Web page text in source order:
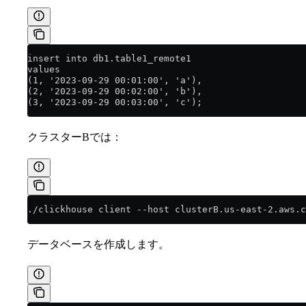
insert into db1.table1_remote1
values
(1, '2023-09-29 00:01:00', 'a'),
(2, '2023-09-29 00:02:00', 'b'),
(3, '2023-09-29 00:03:00', 'c');
クラスターBでは：
./clickhouse client --host clusterB.us-east-
データベースを作成します。